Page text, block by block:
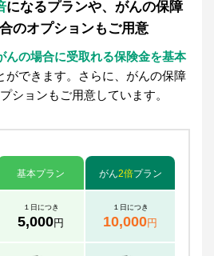
になるプランや、がんの保障
のオプションもご用意
んの場合に受取れる保険金を基本
ができます。さらに、がんの保障
ションもご用意しています。
基本プラン がん2倍プラン
１日につき
5,000円
１日につき
10,000円